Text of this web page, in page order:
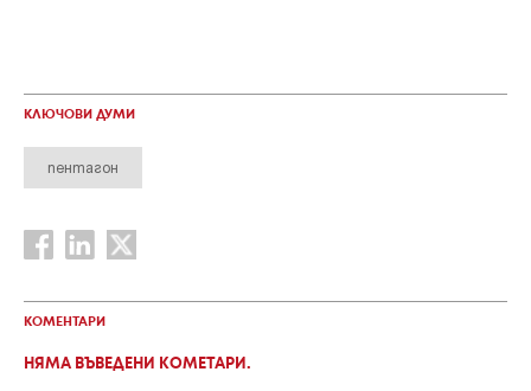
КЛЮЧОВИ ДУМИ
пентагон
КОМЕНТАРИ
НЯМА ВЪВЕДЕНИ КОМЕТАРИ.